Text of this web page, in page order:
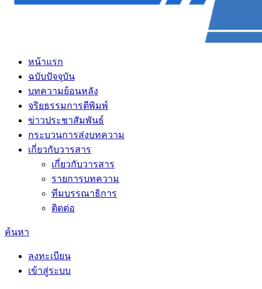
หน้าแรก
ฉบับปัจจุบัน
บทความย้อนหลัง
จริยธรรมการตีพิมพ์
ข่าวประชาสัมพันธ์
กระบวนการส่งบทความ
เกี่ยวกับวารสาร
เกี่ยวกับวารสาร
รายการบทความ
ทีมบรรณาธิการ
ติดต่อ
ค้นหา
ลงทะเบียน
เข้าสู่ระบบ